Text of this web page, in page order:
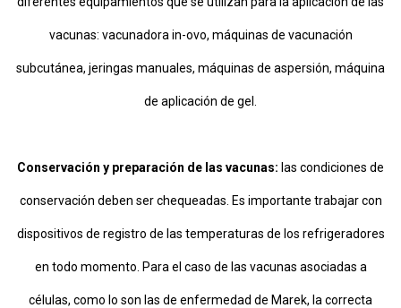
vacunas: vacunadora in-ovo, máquinas de vacunación
subcutánea, jeringas manuales, máquinas de aspersión, máquina
de aplicación de gel.
Conservación y preparación de las vacunas: las condiciones de
conservación deben ser chequeadas. Es importante trabajar con
dispositivos de registro de las temperaturas de los refrigeradores
en todo momento. Para el caso de las vacunas asociadas a
células, como lo son las de enfermedad de Marek, la correcta